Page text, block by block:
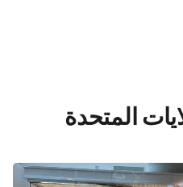
المتحدة